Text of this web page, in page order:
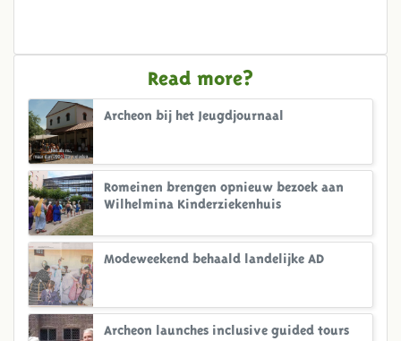
Read more?
Archeon bij het Jeugdjournaal
Romeinen brengen opnieuw bezoek aan
Wilhelmina Kinderziekenhuis
Modeweekend behaald landelijke AD
Archeon launches inclusive guided tours